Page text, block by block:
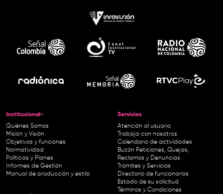
Institucional-
Quiénes Somos
Misión y Visión
Objetivos y funciones
Normatividad
Políticas y Planes
Informes de Gestión
Manual de producción y estilo
Servicios
Atención al usuario
Trabaja con nosotros
Calendario de actividades
Buzón Peticiones, Quejas,
Reclamos y Denuncias
Trámites y Servicios
Directorio de funcionarios
Estado de su solicitud
Términos y Condiciones